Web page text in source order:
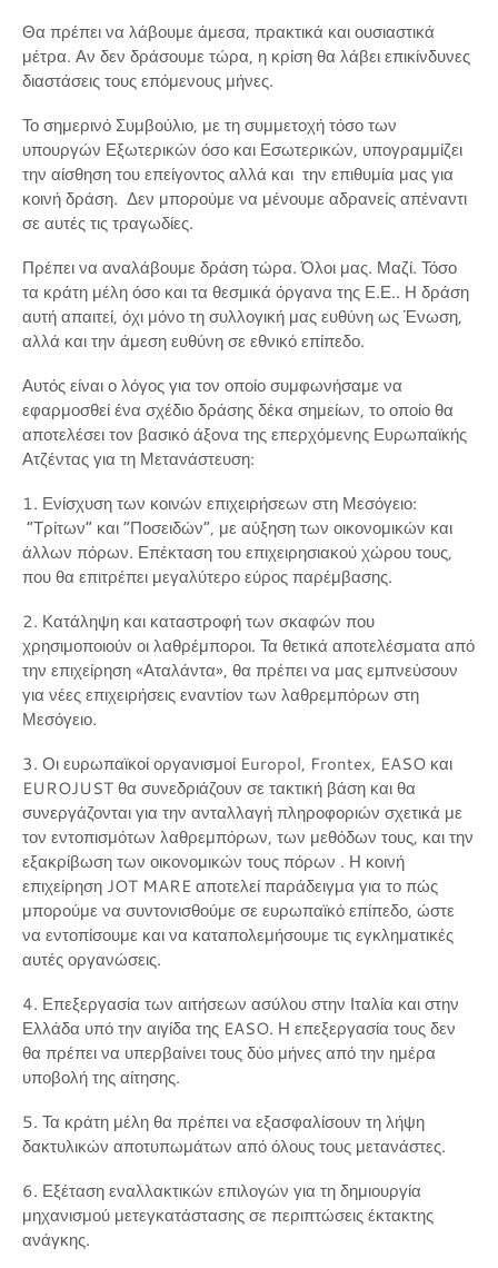
Θα πρέπει να λάβουμε άμεσα, πρακτικά και ουσιαστικά
μέτρα. Αν δεν δράσουμε τώρα, η κρίση θα λάβει επικίνδυνες
διαστάσεις τους επόμενους μήνες.
Το σημερινό Συμβούλιο, με τη συμμετοχή τόσο των
υπουργών Εξωτερικών όσο και Εσωτερικών, υπογραμμίζει
την αίσθηση του επείγοντος αλλά και την επιθυμία μας για
κοινή δράση. Δεν μπορούμε να μένουμε αδρανείς απέναντι
σε αυτές τις τραγωδίες.
Πρέπει να αναλάβουμε δράση τώρα. Όλοι μας. Μαζί. Τόσο
τα κράτη μέλη όσο και τα θεσμικά όργανα της Ε.Ε.. Η δράση
αυτή απαιτεί, όχι μόνο τη συλλογική μας ευθύνη ως Ένωση,
αλλά και την άμεση ευθύνη σε εθνικό επίπεδο.
Αυτός είναι ο λόγος για τον οποίο συμφωνήσαμε να
εφαρμοσθεί ένα σχέδιο δράσης δέκα σημείων, το οποίο θα
αποτελέσει τον βασικό άξονα της επερχόμενης Ευρωπαϊκής
Ατζέντας για τη Μετανάστευση:
1. Ενίσχυση των κοινών επιχειρήσεων στη Μεσόγειο:
“Τρίτων” και “Ποσειδών”, με αύξηση των οικονομικών και
άλλων πόρων. Επέκταση του επιχειρησιακού χώρου τους,
που θα επιτρέπει μεγαλύτερο εύρος παρέμβασης.
2. Κατάληψη και καταστροφή των σκαφών που
χρησιμοποιούν οι λαθρέμποροι. Τα θετικά αποτελέσματα από
την επιχείρηση «Αταλάντα», θα πρέπει να μας εμπνεύσουν
για νέες επιχειρήσεις εναντίον των λαθρεμπόρων στη
Μεσόγειο.
3. Οι ευρωπαϊκοί οργανισμοί Europol, Frontex, EASO και
EUROJUST θα συνεδριάζουν σε τακτική βάση και θα
συνεργάζονται για την ανταλλαγή πληροφοριών σχετικά με
τον εντοπισμότων λαθρεμπόρων, των μεθόδων τους, και την
εξακρίβωση των οικονομικών τους πόρων . Η κοινή
επιχείρηση JOT MARE αποτελεί παράδειγμα για το πώς
μπορούμε να συντονισθούμε σε ευρωπαϊκό επίπεδο, ώστε
να εντοπίσουμε και να καταπολεμήσουμε τις εγκληματικές
αυτές οργανώσεις.
4. Επεξεργασία των αιτήσεων ασύλου στην Ιταλία και στην
Ελλάδα υπό την αιγίδα της EASO. Η επεξεργασία τους δεν
θα πρέπει να υπερβαίνει τους δύο μήνες από την ημέρα
υποβολή της αίτησης.
5. Τα κράτη μέλη θα πρέπει να εξασφαλίσουν τη λήψη
δακτυλικών αποτυπωμάτων από όλους τους μετανάστες.
6. Εξέταση εναλλακτικών επιλογών για τη δημιουργία
μηχανισμού μετεγκατάστασης σε περιπτώσεις έκτακτης
ανάγκης.